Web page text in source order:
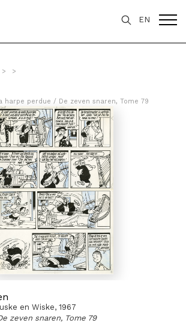
EN
> >
harpe perdue / De zeven snaren, Tome 79
en Wiske, 1967
zeven snaren, Tome 79